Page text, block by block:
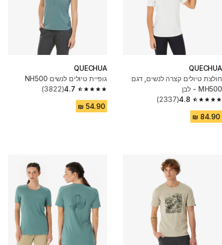
QUECHUA
חולצת טיולים קצרה לנשים, דגם
MH500 - לבן
4.8
4.8 out of 5 stars from 2337 reviews
(2337)
QUECHUA
גופיית טיולים לנשים NH500
4.7
4.7 out of 5 stars from 3822 reviews
(3822)